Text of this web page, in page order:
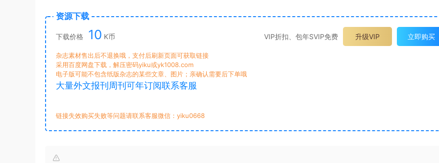
资源下载
下载价格 10 K币 VIP折扣、包年SVIP免费 升级VIP 立即购买
杂志素材售出后不退换哦，支付后刷新页面可获取链接
采用百度网盘下载，解压密码yiku或yk1008.com
电子版可能不包含纸版杂志的某些文章、图片；亲确认需要后下单哦
大量外文报刊周刊可年订阅联系客服
链接失效购买失败等问题请联系客服微信：yiku0668